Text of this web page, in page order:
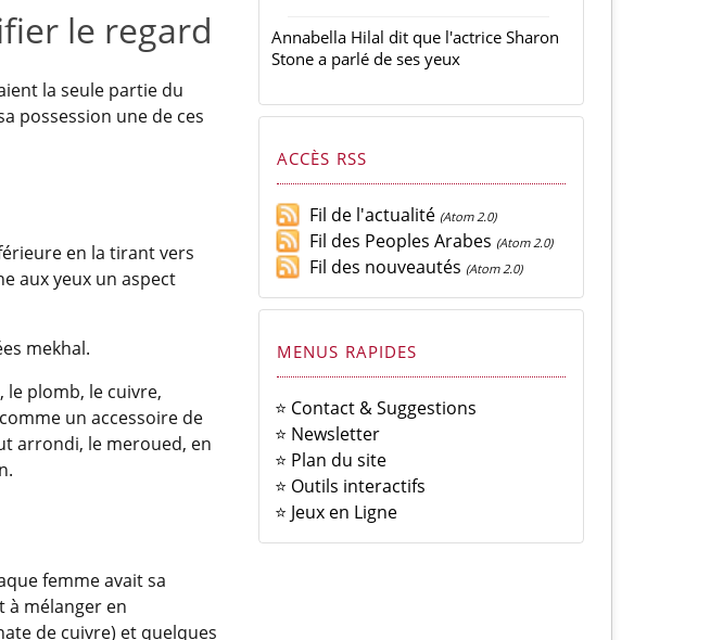
le regard
la seule partie du
possession une de ces
en la tirant vers
aux yeux un aspect
mekhal.
le plomb, le cuivre,
un accessoire de
arrondi, le meroued, en
femme avait sa
à mélanger en
de cuivre) et quelques
Annabella Hilal dit que l'actrice Sharon
Stone a parlé de ses yeux
ACCÈS RSS
Fil de l'actualité (Atom 2.0)
Fil des Peoples Arabes (Atom 2.0)
Fil des nouveautés (Atom 2.0)
MENUS RAPIDES
⭐ Contact & Suggestions
⭐ Newsletter
⭐ Plan du site
⭐ Outils interactifs
⭐ Jeux en Ligne